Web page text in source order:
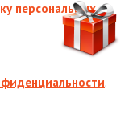
персональных
.